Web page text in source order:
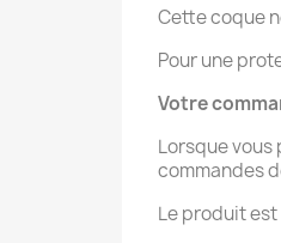
Cette coque
Pour une
Votre
Lorsque vous
commandes
Le produit